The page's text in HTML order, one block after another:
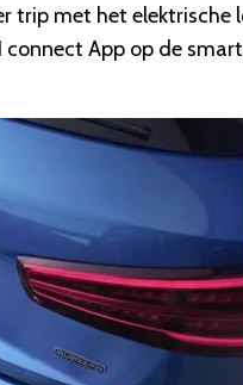
trip met het elektrische
App op de